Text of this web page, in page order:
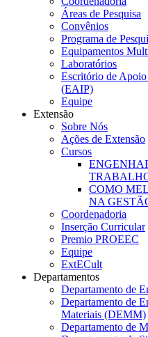
Áreas de Pesquisa
Convênios
Programa de
Equipamentos
Laboratórios
Escritório de
(EAIP)
Equipe
Extensão
Sobre Nós
Ações de Extensão
Cursos
COMO
NA
Coordenadoria
Inserção Curricular
Premio PROEEC
Equipe
ExtECult
Departamentos
Departamento de
Departamento de
Materiais (DEMM)
Departamento de